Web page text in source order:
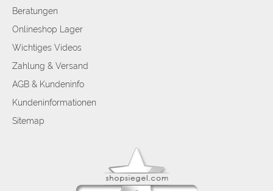
Beratungen
Onlineshop Lager
Wichtiges Videos
Zahlung & Versand
AGB & Kundeninfo
Kundeninformationen
Sitemap